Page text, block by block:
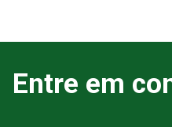
Entre em